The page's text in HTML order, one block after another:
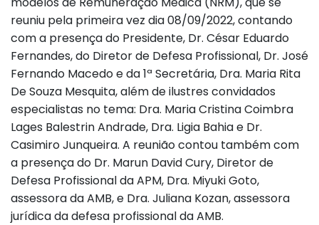
reuniu pela primeira vez dia 08/09/2022, contando
com a presença do Presidente, Dr. César Eduardo
Fernandes, do Diretor de Defesa Profissional, Dr. José
Fernando Macedo e da 1ª Secretária, Dra. Maria Rita
De Souza Mesquita, além de ilustres convidados
especialistas no tema: Dra. Maria Cristina Coimbra
Lages Balestrin Andrade, Dra. Ligia Bahia e Dr.
Casimiro Junqueira. A reunião contou também com
a presença do Dr. Marun David Cury, Diretor de
Defesa Profissional da APM, Dra. Miyuki Goto,
assessora da AMB, e Dra. Juliana Kozan, assessora
jurídica da defesa profissional da AMB.